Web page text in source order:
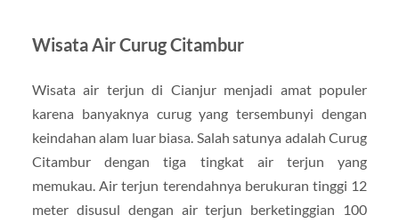
Wisata Air Curug Citambur
Wisata air terjun di Cianjur menjadi amat populer
karena banyaknya curug yang tersembunyi dengan
keindahan alam luar biasa. Salah satunya adalah Curug
Citambur dengan tiga tingkat air terjun yang
memukau. Air terjun terendahnya berukuran tinggi 12
meter disusul dengan air terjun berketinggian 100